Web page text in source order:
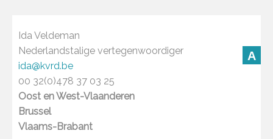
Ida Veldeman
Nederlandstalige vertegenwoordiger
ida@kvrd.be
00 32(0)478 37 03 25
Oost en West-Vlaanderen
Brussel
Vlaams-Brabant
A